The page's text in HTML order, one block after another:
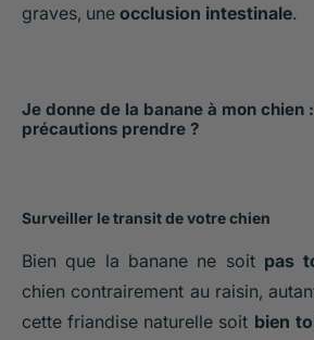
graves, une occlusion intestinale.
Je donne de la banane à mon chien
précautions prendre ?
Surveiller le transit de votre chien
Bien que la banane ne soit pas
chien contrairement au raisin,
cette friandise naturelle soit bien